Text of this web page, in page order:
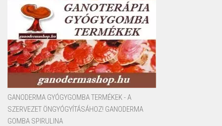
GANODERMA GYÓGYGOMBA TERMÉKEK - A
SZERVEZET ÖNGYÓGYÍTÁSÁHOZ! GANODERMA
GOMBA SPIRULINA